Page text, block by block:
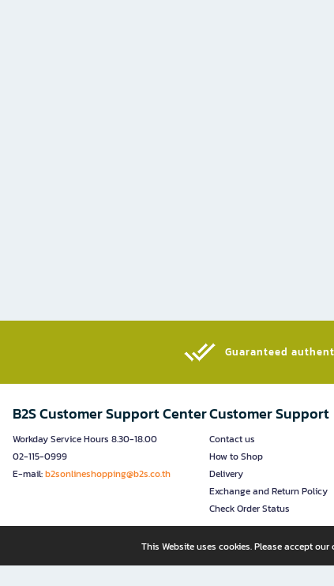
Guaranteed
B2S Customer Support Center
Workday Service Hours 8.30-18.00
02-115-0999
E-mail:b2sonlineshopping@b2s.co.th
Customer Support
Contact us
How to Shop
Delivery
Exchange and Return Policy
Check Order Status
This Website uses cookies. Please accept